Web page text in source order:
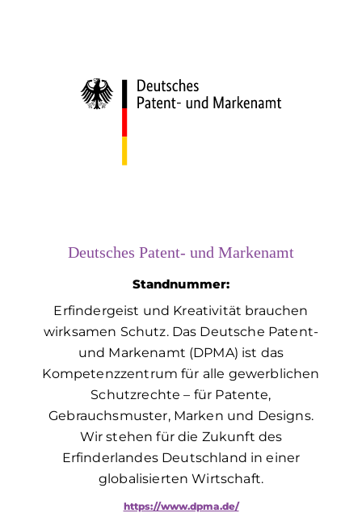
Deutsches Patent- und Markenamt
Standnummer:
Erfindergeist und Kreativität brauchen
wirksamen Schutz. Das Deutsche Patent-
und Markenamt (DPMA) ist das
Kompetenzzentrum für alle gewerblichen
Schutzrechte – für Patente,
Gebrauchsmuster, Marken und Designs.
Wir stehen für die Zukunft des
Erfinderlandes Deutschland in einer
globalisierten Wirtschaft.
https://www.dpma.de/